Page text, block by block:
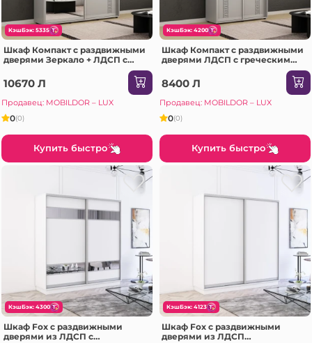
КэшБэк: 5335
Шкаф Компакт с раздвижными
дверями Зеркало + ЛДСП с
(190x45x230H см) Серый
10670 Л
Продавец: MOBILDOR – LUX
0(0)
Купить быстро
КэшБэк: 4200
Шкаф Компакт с раздвижными
дверями ЛДСП с греческим
орнаментом (150x45x200H cm)
Серый
8400 Л
Продавец: MOBILDOR – LUX
0(0)
Купить быстро
КэшБэк: 4300
Шкаф Fox с раздвижными
дверями из ЛДСП с
КэшБэк: 4123
Шкаф Fox с раздвижными
дверями из ЛДСП